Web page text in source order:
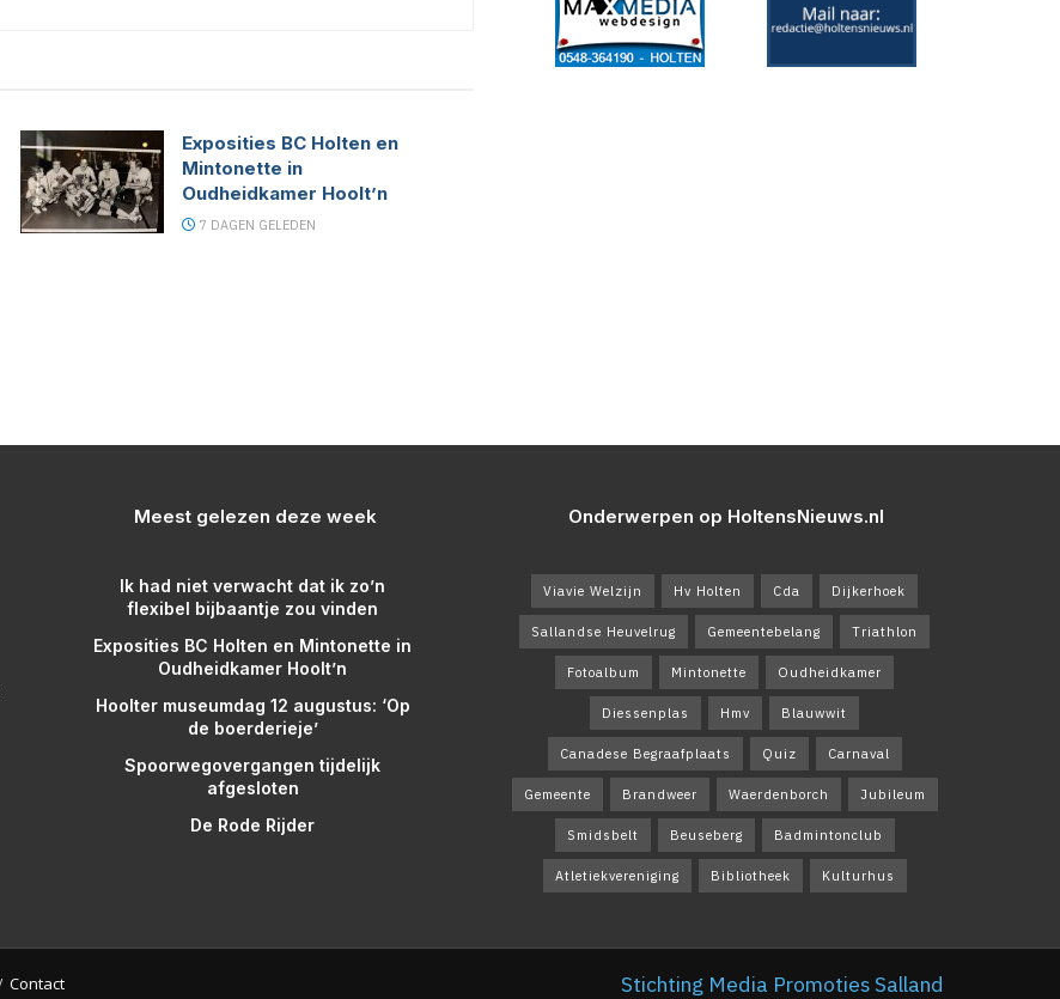
Exposities BC Holten en
Mintonette in
Oudheidkamer Hoolt’n
7 DAGEN GELEDEN
Meest gelezen deze week
Ik had niet verwacht dat ik zo’n
flexibel bijbaantje zou vinden
Exposities BC Holten en Mintonette in
Oudheidkamer Hoolt’n
Hoolter museumdag 12 augustus: ‘Op
de boerderieje’
Spoorwegovergangen tijdelijk
afgesloten
De Rode Rijder
Onderwerpen op HoltensNieuws.nl
Viavie Welzijn Hv Holten Cda Dijkerhoek
Sallandse Heuvelrug Gemeentebelang Triathlon
Fotoalbum Mintonette Oudheidkamer
Diessenplas Hmv Blauwwit
Canadese Begraafplaats Quiz Carnaval
Gemeente Brandweer Waerdenborch Jubileum
Smidsbelt Beuseberg Badmintonclub
Atletiekvereniging Bibliotheek Kulturhus
Contact Stichting Media Promoties Salland